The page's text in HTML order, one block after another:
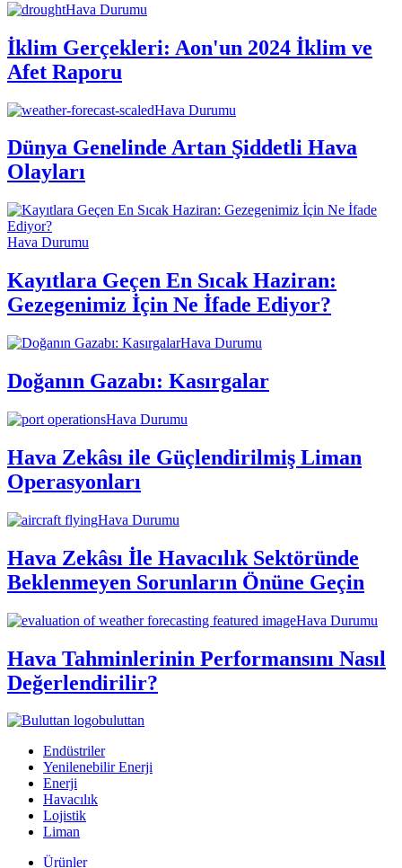
Hava Durumu
İklim Gerçekleri: Aon'un 2024 İklim ve
Afet Raporu
Hava Durumu
Dünya Genelinde Artan Şiddetli Hava
Olayları
Hava Durumu
Kayıtlara Geçen En Sıcak Haziran:
Gezegenimiz İçin Ne İfade Ediyor?
Hava Durumu
Doğanın Gazabı: Kasırgalar
Hava Durumu
Hava Zekâsı ile Güçlendirilmiş Liman
Operasyonları
Hava Durumu
Hava Zekâsı İle Havacılık Sektöründe
Beklenmeyen Sorunların Önüne Geçin
Hava Durumu
Hava Tahminlerinin Performansını Nasıl
Değerlendirilir?
buluttan
Endüstriler
Yenilenebilir Enerji
Enerji
Havacılık
Lojistik
Liman
Ürünler